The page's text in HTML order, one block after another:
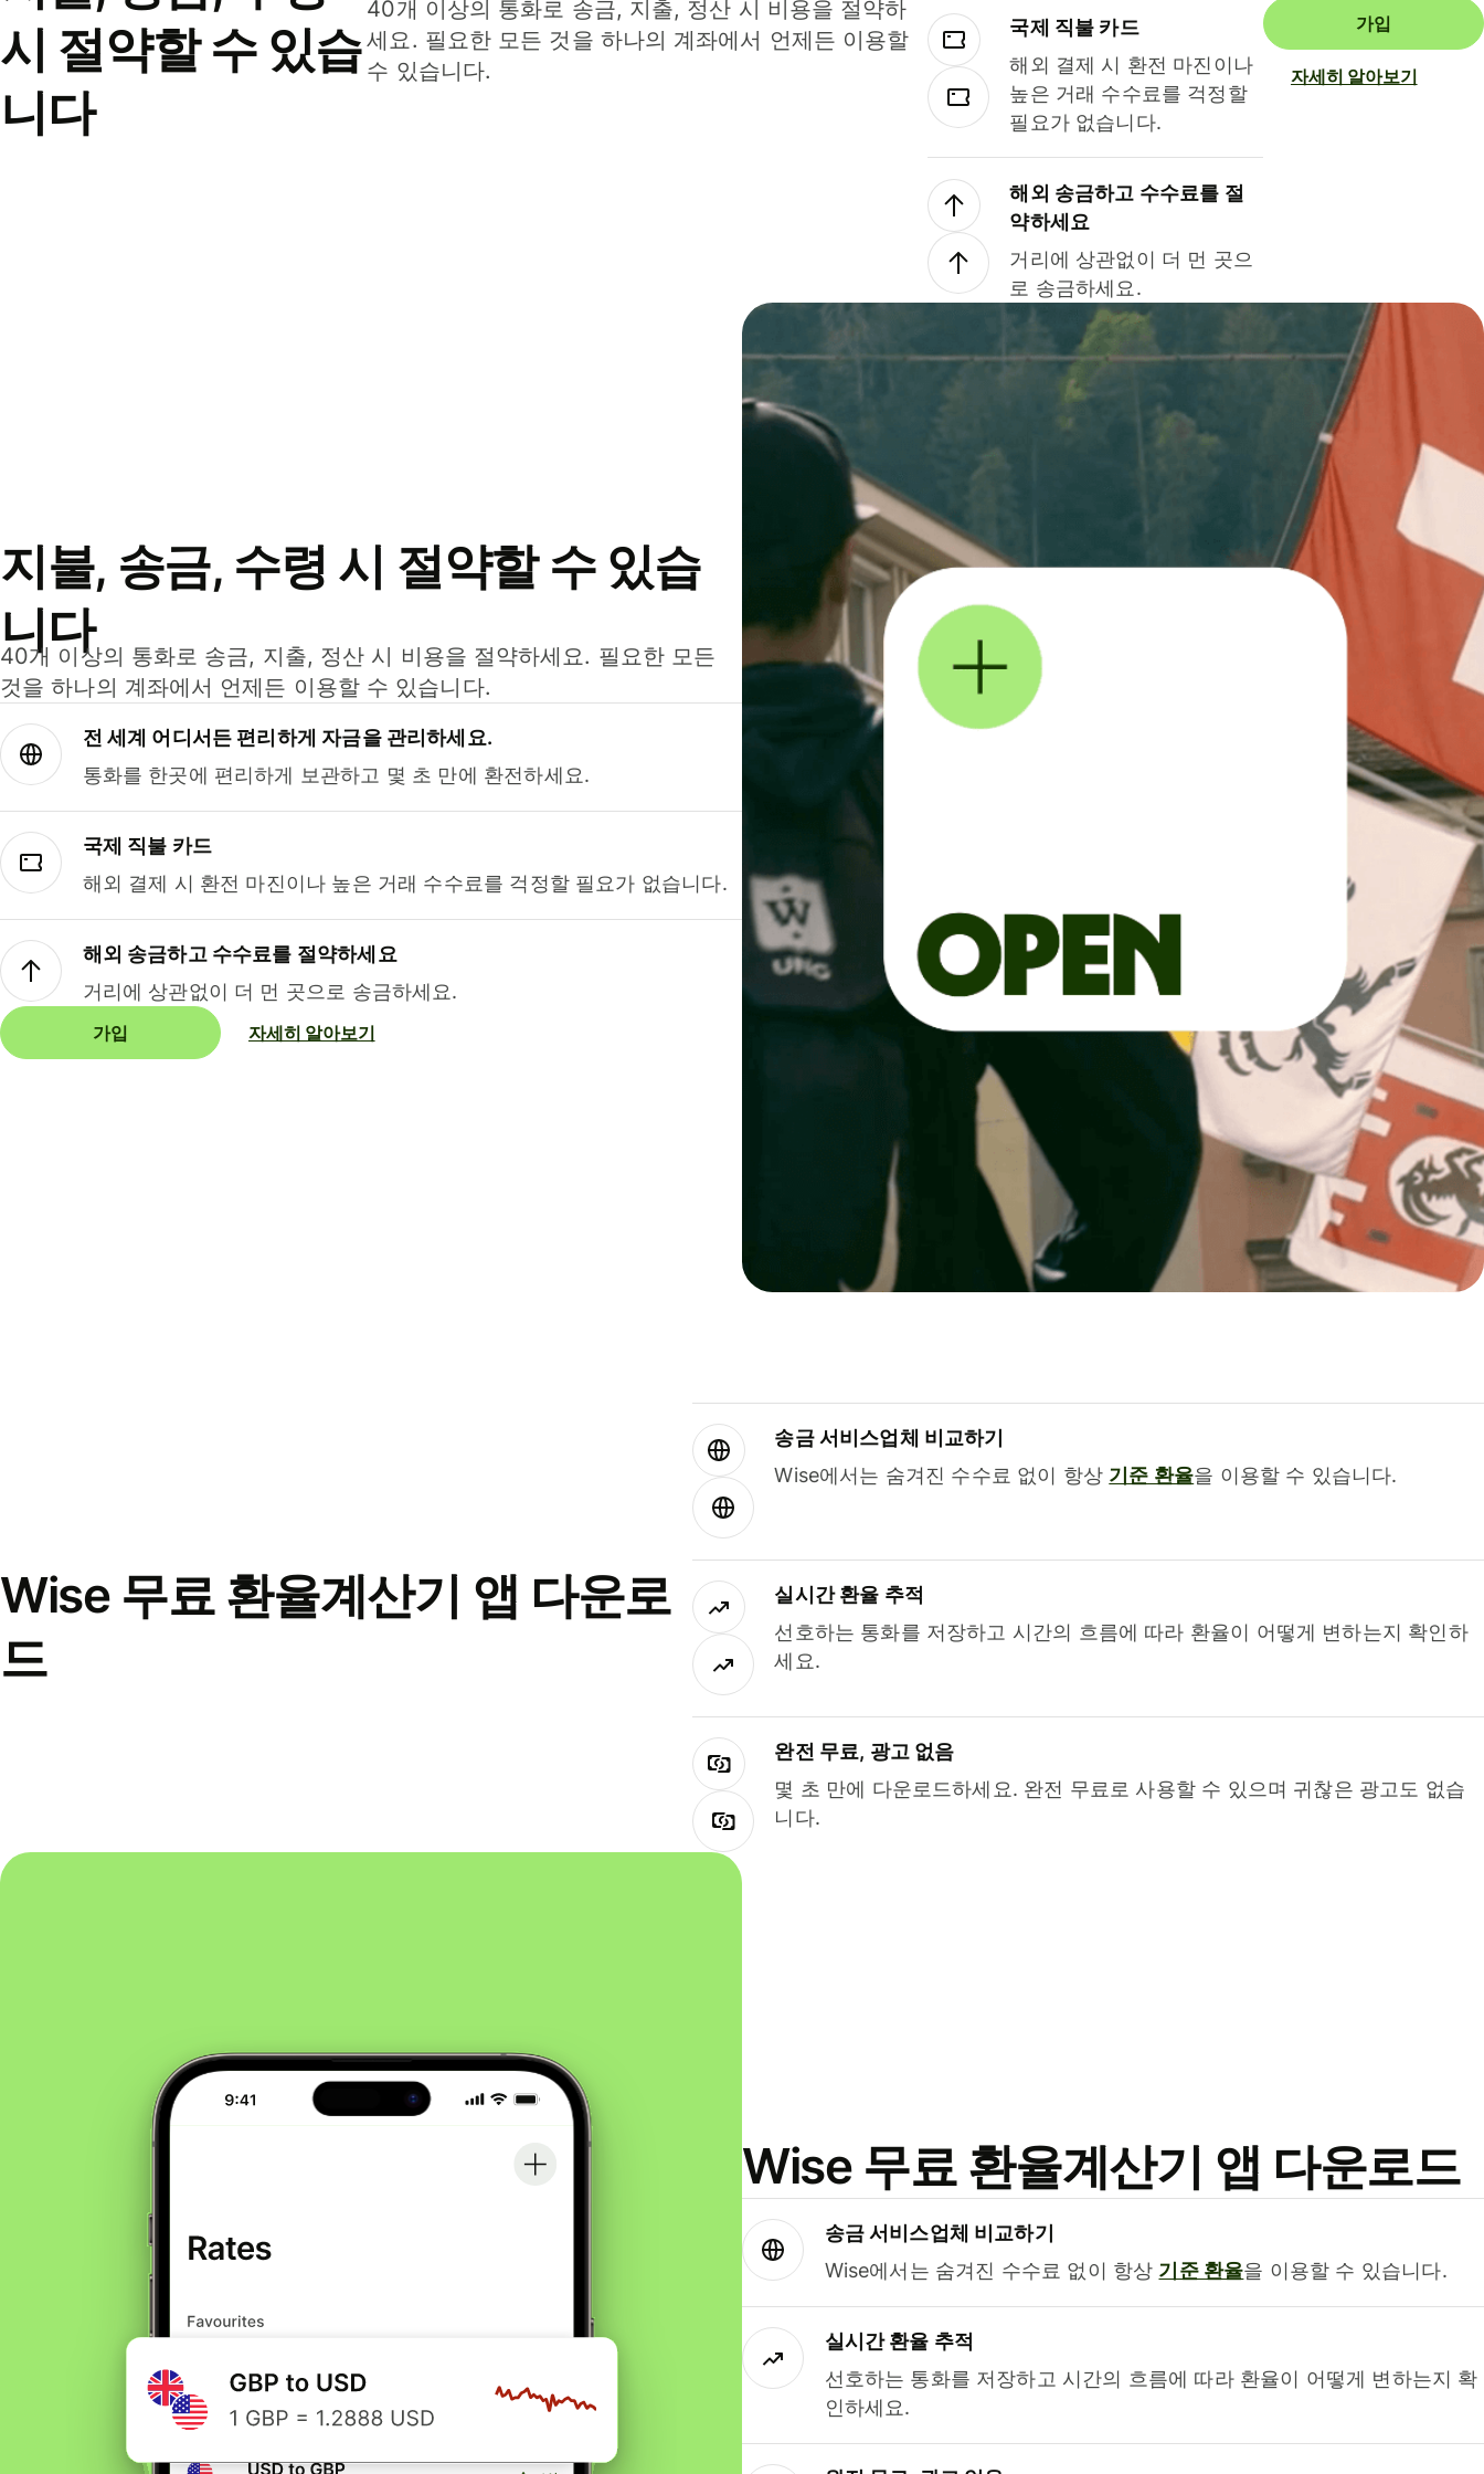
시 절약할 수 있습
니다
40개 이상의 통화로 송금, 지출, 정산 시 비용을 절약하
세요. 필요한 모든 것을 하나의 계좌에서 언제든 이용할
수 있습니다.
국제 직불 카드
해외 결제 시 환전 마진이나
높은 거래 수수료를 걱정할
필요가 없습니다.
해외 송금하고 수수료를 절
약하세요
거리에 상관없이 더 먼 곳으
로 송금하세요.
가입
자세히 알아보기
지불, 송금, 수령 시 절약할 수 있습
니다
40개 이상의 통화로 송금, 지출, 정산 시 비용을 절약하세요. 필요한 모든
것을 하나의 계좌에서 언제든 이용할 수 있습니다.
전 세계 어디서든 편리하게 자금을 관리하세요.
통화를 한곳에 편리하게 보관하고 몇 초 만에 환전하세요.
국제 직불 카드
해외 결제 시 환전 마진이나 높은 거래 수수료를 걱정할 필요가 없습니다.
해외 송금하고 수수료를 절약하세요
거리에 상관없이 더 먼 곳으로 송금하세요.
가입 자세히 알아보기
Wise 무료 환율계산기 앱 다운로
드
송금 서비스업체 비교하기
Wise에서는 숨겨진 수수료 없이 항상 기준 환율을 이용할 수 있습니다.
실시간 환율 추적
선호하는 통화를 저장하고 시간의 흐름에 따라 환율이 어떻게 변하는지 확인하
세요.
완전 무료, 광고 없음
몇 초 만에 다운로드하세요. 완전 무료로 사용할 수 있으며 귀찮은 광고도 없습
니다.
Wise 무료 환율계산기 앱 다운로드
송금 서비스업체 비교하기
Wise에서는 숨겨진 수수료 없이 항상 기준 환율을 이용할 수 있습니다.
실시간 환율 추적
선호하는 통화를 저장하고 시간의 흐름에 따라 환율이 어떻게 변하는지 확
인하세요.